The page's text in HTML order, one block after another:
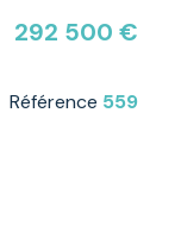
292 500 €
Référence 559